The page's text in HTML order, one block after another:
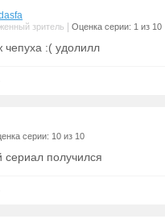
зритель Оценка серии: 1 из 10
чепуха :( удолилл
серии: 10 из 10
сериал получился